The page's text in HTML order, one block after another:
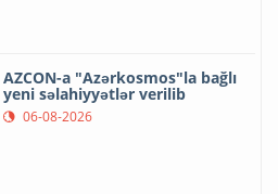
AZCON-a "Azərkosmos"la bağlı
yeni səlahiyyətlər verilib
06-08-2026